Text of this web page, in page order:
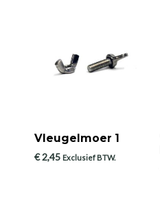
Vleugelmoer 1
€2,45 Exclusief BTW.